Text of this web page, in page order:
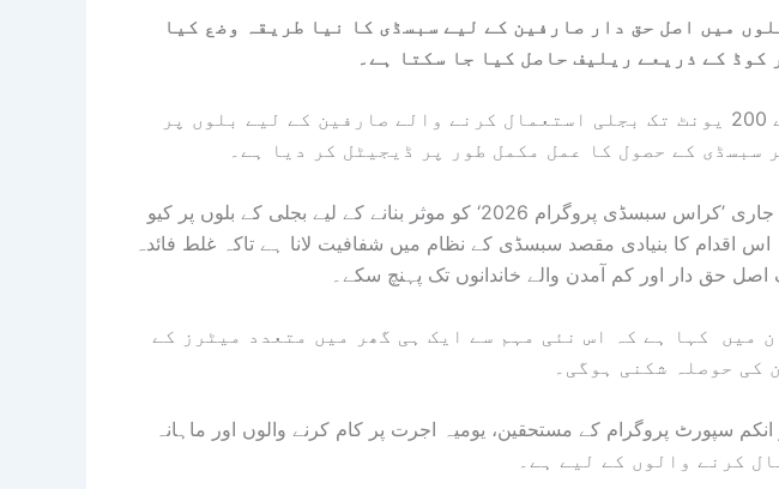
میں اصل حق دار صارفین کے لیے سبسڈی کا نیا طریقہ وضع کیا
کوڈ کے ذریعے ریلیف حاصل کیا جا سکتا ہے۔
اس سلسلے میں پنجاب حکومت نے 200 یونٹ تک بجلی استعمال کرنے والے صارفین کے لیے بلوں پر
سبسڈی کے حصول کا عمل مکمل طور پر ڈیجیٹل کر دیا ہے۔
حکومتِ پنجاب نے وفاقی سطح پر جاری ’کراس سبسڈی پروگرام 2026‘ کو موثر بنانے کے لیے بجلی کے بلوں پر کیو
اقدام کا بنیادی مقصد سبسڈی کے نظام میں شفافیت لانا ہے تاکہ غلط فائدہ
اصل حق دار اور کم آمدن والے خاندانوں تک پہنچ سکے۔
میں کہا ہے کہ اس نئی مہم سے ایک ہی گھر میں متعدد میٹرز کے
کی حوصلہ شکنی ہوگی۔
سپورٹ پروگرام کے مستحقین، یومیہ اجرت پر کام کرنے والوں اور ماہانہ